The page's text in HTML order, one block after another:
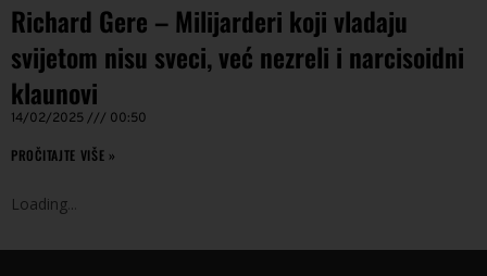
Richard Gere – Milijarderi koji vladaju
svijetom nisu sveci, već nezreli i narcisoidni
klaunovi
14/02/2025 00:50
PROČITAJTE VIŠE »
Loading .